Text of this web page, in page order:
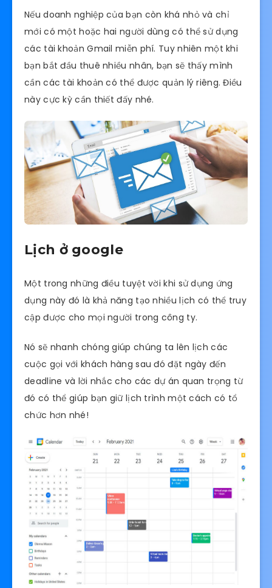
Nếu doanh nghiệp của bạn còn khá nhỏ và chỉ
mới có một hoặc hai người dùng có thể sử dụng
các tài khoản Gmail miễn phí. Tuy nhiên một khi
bạn bắt đầu thuê nhiều nhân, bạn sẽ thấy mình
cần các tài khoản có thể được quản lý riêng. Điều
này cực kỳ cần thiết đấy nhé.
Lịch ở google
Một trong những điều tuyệt vời khi sử dụng ứng
dụng này đó là khả năng tạo nhiều lịch có thể truy
cập được cho mọi người trong công ty.
Nó sẽ nhanh chóng giúp chúng ta lên lịch các
cuộc gọi với khách hàng sau đó đặt ngày đến
deadline và lời nhắc cho các dự án quan trọng từ
đó có thể giúp bạn giữ lịch trình một cách có tổ
chức hơn nhé!